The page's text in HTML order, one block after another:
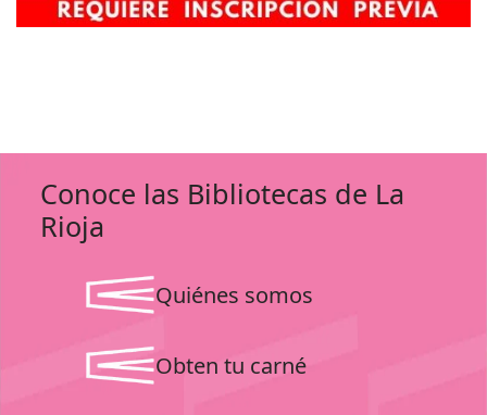
Conoce las Bibliotecas de La
Rioja
Quiénes somos
Obten tu carné